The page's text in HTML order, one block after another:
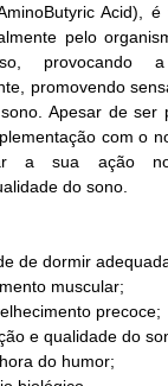
Acid),
pelo
promovendo
Apesar de ser
com o
a sua ação no
do sono.
de dormir
muscular;
precoce;
e qualidade do
do humor;